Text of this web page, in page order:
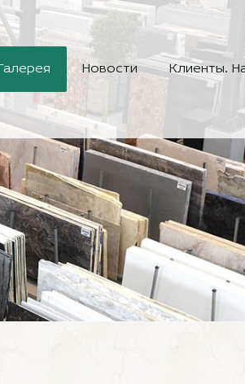
Новости Клиенты.